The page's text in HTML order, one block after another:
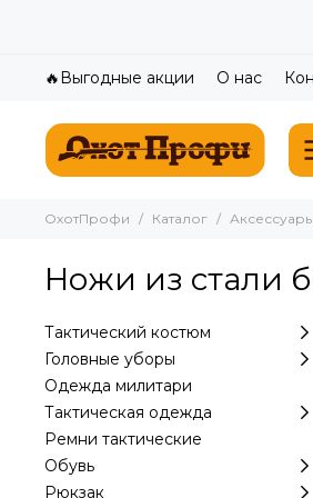
🔥Выгодные акции О нас
ОхотПрофи Каталог Аксессуары
Ножи из стали
Тактический костюм
Головные уборы
Одежда милитари
Тактическая одежда
Ремни тактические
Обувь
Рюкзак